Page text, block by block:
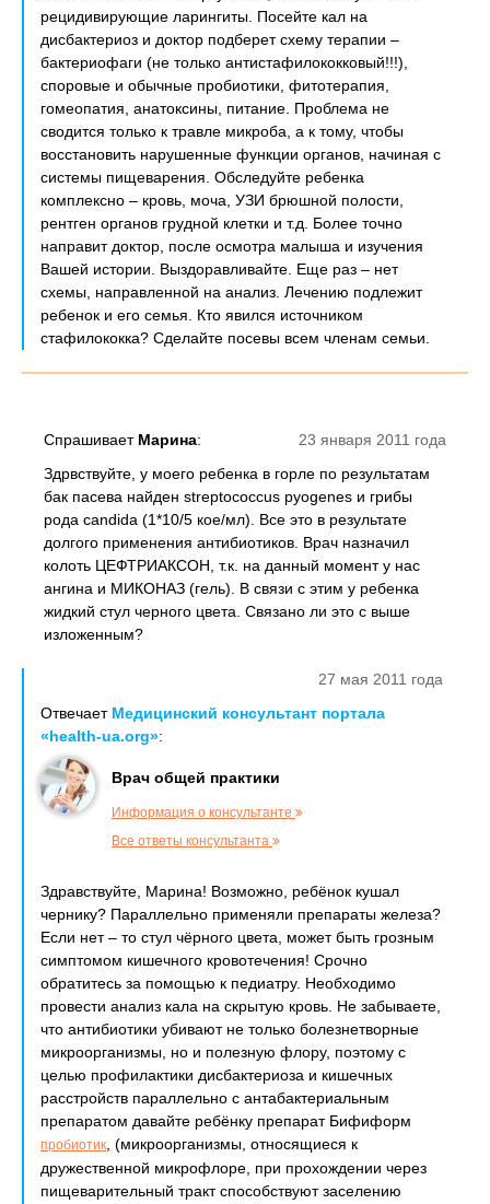
рецидивирующие ларингиты. Посейте кал на
дисбактериоз и доктор подберет схему терапии –
бактериофаги (не только антистафилококковый!!!),
споровые и обычные пробиотики, фитотерапия,
гомеопатия, анатоксины, питание. Проблема не
сводится только к травле микроба, а к тому, чтобы
восстановить нарушенные функции органов, начиная с
системы пищеварения. Обследуйте ребенка
комплексно – кровь, моча, УЗИ брюшной полости,
рентген органов грудной клетки и т.д. Более точно
направит доктор, после осмотра малыша и изучения
Вашей истории. Выздоравливайте. Еще раз – нет
схемы, направленной на анализ. Лечению подлежит
ребенок и его семья. Кто явился источником
стафилококка? Сделайте посевы всем членам семьи.
23 января 2011 года
Спрашивает Марина:
Здрвствуйте, у моего ребенка в горле по результатам
бак пасева найден streptococcus pyogenes и грибы
рода candida (1*10/5 кое/мл). Все это в результате
долгого применения антибиотиков. Врач назначил
колоть ЦЕФТРИАКСОН, т.к. на данный момент у нас
ангина и МИКОНАЗ (гель). В связи с этим у ребенка
жидкий стул черного цвета. Связано ли это с выше
изложенным?
27 мая 2011 года
Отвечает Медицинский консультант портала
«health-ua.org»:
Врач общей практики
Информация о консультанте
Все ответы консультанта
Здравствуйте, Марина! Возможно, ребёнок кушал
чернику? Параллельно применяли препараты железа?
Если нет – то стул чёрного цвета, может быть грозным
симптомом кишечного кровотечения! Срочно
обратитесь за помощью к педиатру. Необходимо
провести анализ кала на скрытую кровь. Не забываете,
что антибиотики убивают не только болезнетворные
микроорганизмы, но и полезную флору, поэтому с
целью профилактики дисбактериоза и кишечных
расстройств параллельно с антабактериальным
препаратом давайте ребёнку препарат Бифиформ
пробиотик , (микроорганизмы, относящиеся к
дружественной микрофлоре, при прохождении через
пищеварительный тракт способствуют заселению